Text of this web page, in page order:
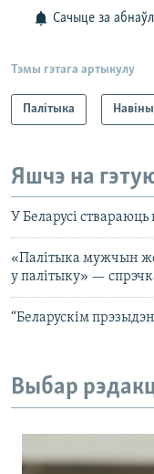
Сачыце за
Тэмы гэтага артыкулу
Палітыка Навіны
Яшчэ на
У Беларусі
«Палітыка мужчын
у палітыку» —
“Беларускім
Выбар